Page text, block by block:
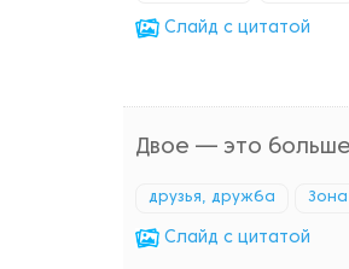
Cлайд с цитатой
Двое — это
друзья, дружба Зона
Cлайд с цитатой